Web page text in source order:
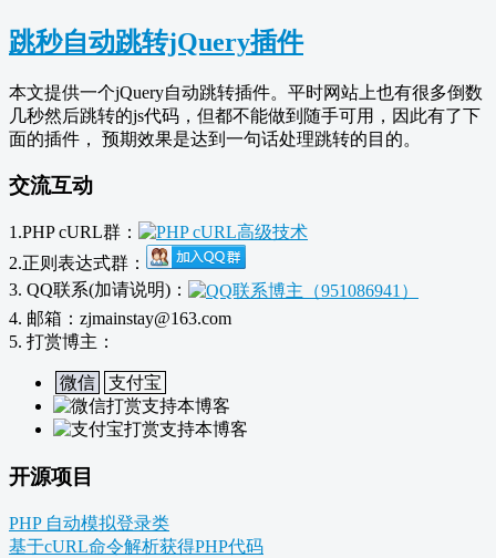
跳秒自动跳转jQuery插件
本文提供一个jQuery自动跳转插件。平时网站上也有很多倒数
几秒然后跳转的js代码，但都不能做到随手可用，因此有了下
面的插件， 预期效果是达到一句话处理跳转的目的。
交流互动
1.PHP cURL群：
2.正则表达式群：
3. QQ联系(加请说明)：
4. 邮箱：zjmainstay@163.com
5. 打赏博主：
微信 支付宝
开源项目
PHP 自动模拟登录类
基于cURL命令解析获得PHP代码